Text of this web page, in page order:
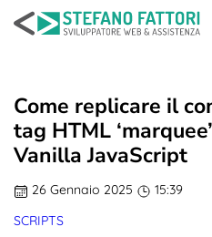
contenuto
Totale
Spedizione,
WORDPRESS
Come replicare il
tag HTML
Vanilla JavaScript
26 Gennaio 2025
15:39
SCRIPTS